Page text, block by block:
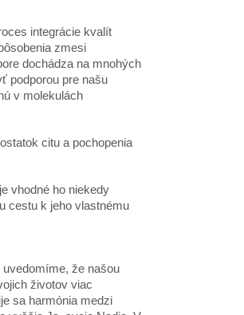
integrácie kvalít
zmesi
dochádza na mnohých
podporou pre našu
v molekulách
citu a pochopenia
vhodné ho niekedy
cestu k jeho vlastnému
uvedomíme, že našou
životov viac
sa harmónia medzi